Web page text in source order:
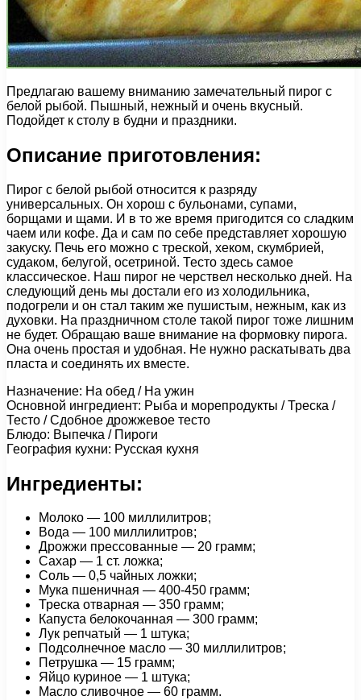
Предлагаю вашему вниманию замечательный пирог с
белой рыбой. Пышный, нежный и очень вкусный.
Подойдет к столу в будни и праздники.
Описание приготовления:
Пирог с белой рыбой относится к разряду
универсальных. Он хорош с бульонами, супами,
борщами и щами. И в то же время пригодится со сладким
чаем или кофе. Да и сам по себе представляет хорошую
закуску. Печь его можно с треской, хеком, скумбрией,
судаком, белугой, осетриной. Тесто здесь самое
классическое. Наш пирог не черствел несколько дней. На
следующий день мы достали его из холодильника,
подогрели и он стал таким же пушистым, нежным, как из
духовки. На праздничном столе такой пирог тоже лишним
не будет. Обращаю ваше внимание на формовку пирога.
Она очень простая и удобная. Не нужно раскатывать два
пласта и соединять их вместе.
Назначение: На обед / На ужин
Основной ингредиент: Рыба и морепродукты / Треска /
Тесто / Сдобное дрожжевое тесто
Блюдо: Выпечка / Пироги
География кухни: Русская кухня
Ингредиенты:
Молоко — 100 миллилитров;
Вода — 100 миллилитров;
Дрожжи прессованные — 20 грамм;
Сахар — 1 ст. ложка;
Соль — 0,5 чайных ложки;
Мука пшеничная — 400-450 грамм;
Треска отварная — 350 грамм;
Капуста белокочанная — 300 грамм;
Лук репчатый — 1 штука;
Подсолнечное масло — 30 миллилитров;
Петрушка — 15 грамм;
Яйцо куриное — 1 штука;
Масло сливочное — 60 грамм.